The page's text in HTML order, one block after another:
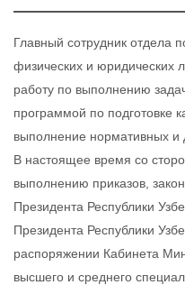
Главный сотрудник отдела
физических и юридических
работу по выполнению
программой по подготовке
выполнение нормативных и
В настоящее время со
выполнению приказов,
Президента Республики
Президента Республики
распоряжении Кабинета
высшего и среднего